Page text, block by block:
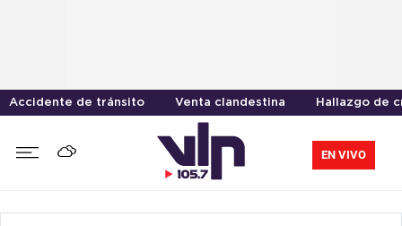
Accidente de tránsito Venta clandestina Hallazgo de
EN VIVO